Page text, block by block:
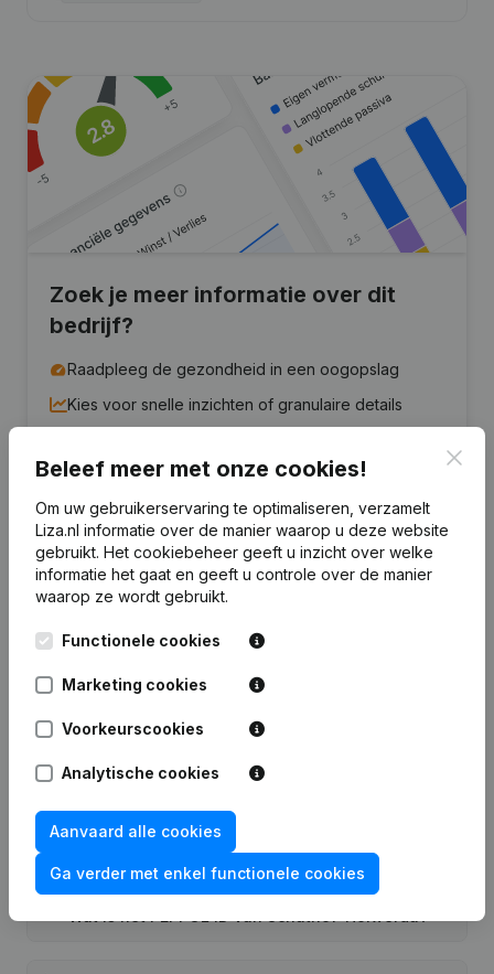
Zoek je meer informatie over dit
bedrijf?
Raadpleeg de gezondheid in een oogopslag
Kies voor snelle inzichten of granulaire details
7 dagen gratis proefperiode, geen kredietkaart vereist.
Veelgestelde vragen
Wat is het KVK-nummer van Schuthof-
Wat is het btw-nummer van Schuthof-
Beleef meer met onze cookies!
Om uw gebruikerservaring te optimaliseren, verzamelt
Liza.nl informatie over de manier waarop u deze website
gebruikt. Het cookiebeheer geeft u inzicht over welke
informatie het gaat en geeft u controle over de manier
waarop ze wordt gebruikt.
Functionele cookies
Marketing cookies
Voorkeurscookies
Analytische cookies
Aanvaard alle cookies
Ga verder met enkel functionele cookies